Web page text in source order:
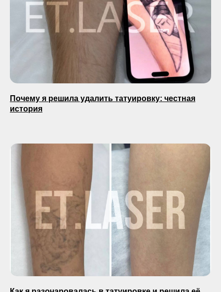
Почему я решила удалить татуировку: честная
история